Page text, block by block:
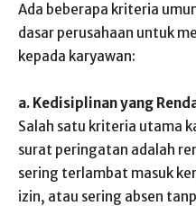
Ada beberapa kriteria
dasar perusahaan untuk
kepada karyawan:
a. Kedisiplinan yang
Salah satu kriteria utama
surat peringatan adalah
sering terlambat masuk
izin, atau sering absen